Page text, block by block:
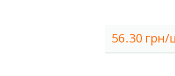
56.30 грн/